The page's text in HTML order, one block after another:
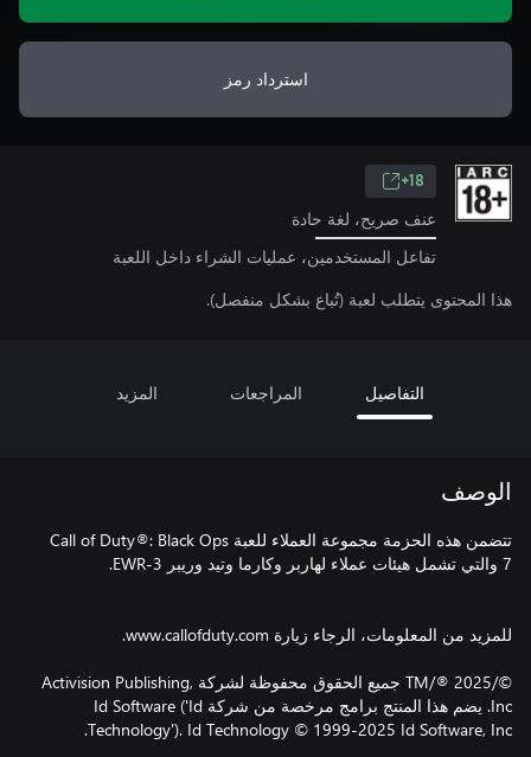
استرداد رمز
18+
عنف صريح، لغة حادة
تفاعل المستخدمين، عمليات الشراء داخل اللعبة
هذا المحتوى يتطلب لعبة (تُباع بشكل منفصل).
التفاصيل المراجعات المزيد
الوصف
تتضمن هذه الحزمة مجموعة العملاء للعبة Call of Duty®: Black Ops
©/TM/® 2025 جميع الحقوق محفوظة لشركة Activision Publishing,
Inc. يضم هذا المنتج برامج مرخصة من شركة Id Software ('Id
Technology'). Id Technology © 1999-2025 Id Software, Inc.